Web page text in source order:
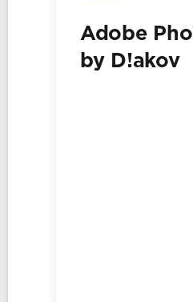
Adobe
by D!akov